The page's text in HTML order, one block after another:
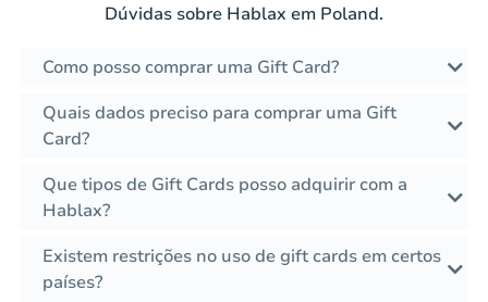
Dúvidas sobre Hablax em Poland.
Como posso comprar uma Gift Card?
Quais dados preciso para comprar uma Gift
Card?
Que tipos de Gift Cards posso adquirir com a
Hablax?
Existem restrições no uso de gift cards em certos
países?